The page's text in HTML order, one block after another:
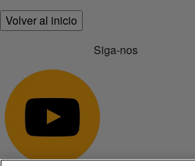
Volver al inicio
Siga-nos